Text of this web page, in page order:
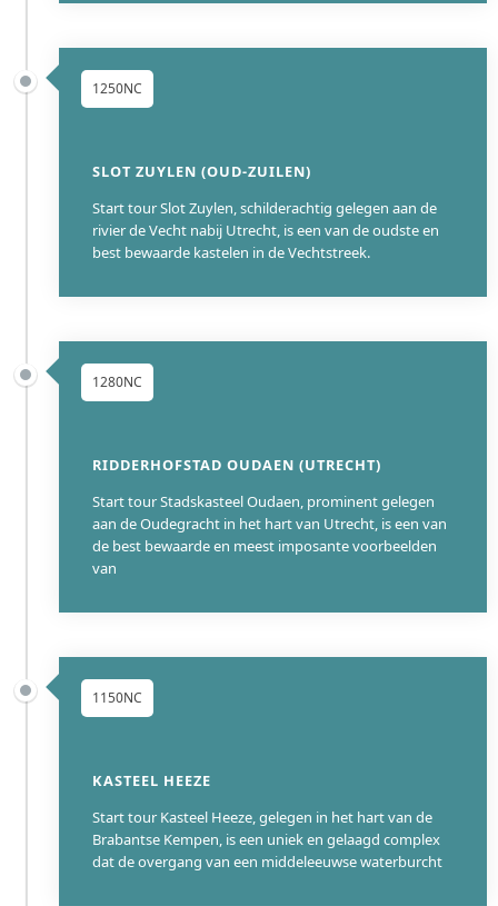
1250NC
SLOT ZUYLEN (OUD-ZUILEN)
Start tour Slot Zuylen, schilderachtig gelegen aan de
rivier de Vecht nabij Utrecht, is een van de oudste en
best bewaarde kastelen in de Vechtstreek.
1280NC
RIDDERHOFSTAD OUDAEN (UTRECHT)
Start tour Stadskasteel Oudaen, prominent gelegen
aan de Oudegracht in het hart van Utrecht, is een van
de best bewaarde en meest imposante voorbeelden
van
1150NC
KASTEEL HEEZE
Start tour Kasteel Heeze, gelegen in het hart van de
Brabantse Kempen, is een uniek en gelaagd complex
dat de overgang van een middeleeuwse waterburcht